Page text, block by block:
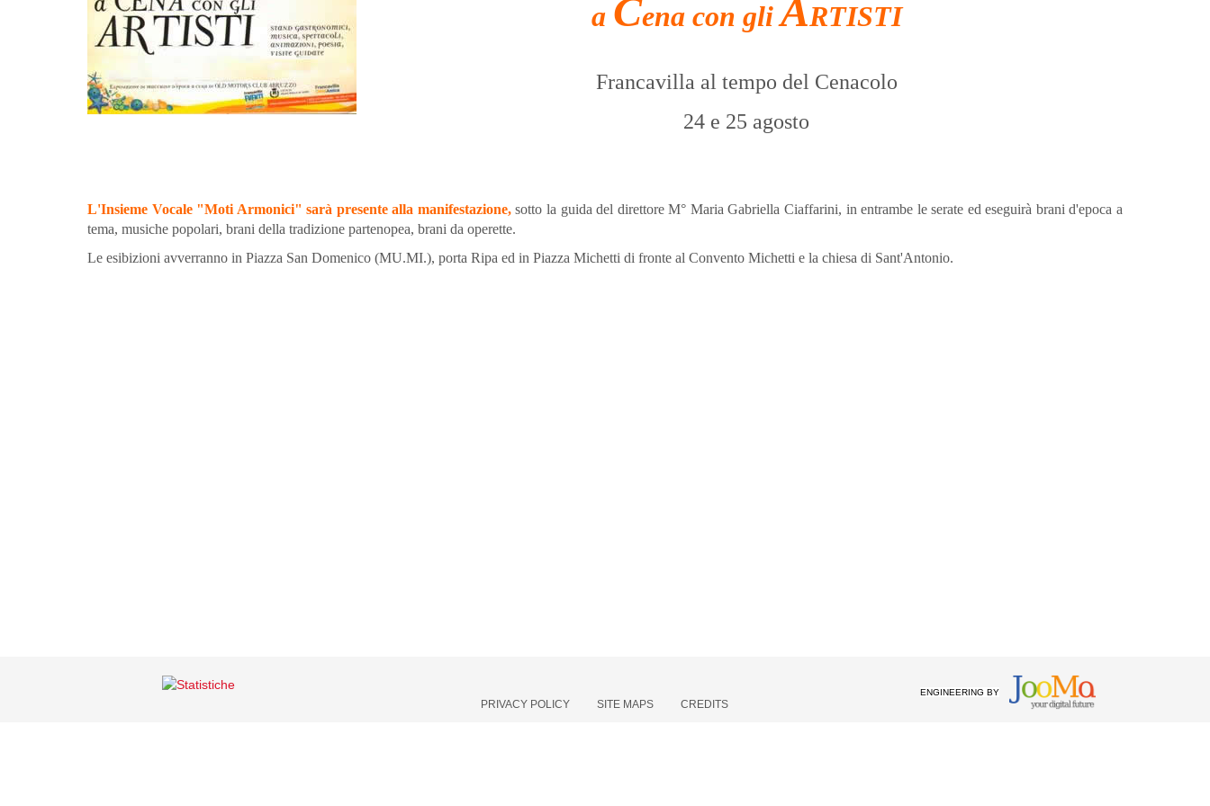
a Cena con gliARTISTI
Francavilla al tempo del Cenacolo
24 e 25 agosto
L'Insieme Vocale "Moti Armonici" sarà presente alla manifestazione,sotto la guida del direttore M° Maria Gabriella Ciaffarini, in entrambe le serate ed eseguirà brani d'epoca a
tema, musiche popolari, brani della tradizione partenopea, brani da operette.
Le esibizioni avverranno in Piazza San Domenico (MU.MI.), porta Ripa ed in Piazza Michetti di fronte al Convento Michetti e la chiesa di Sant'Antonio.
PRIVACY POLICY SITE MAPS CREDITS
ENGINEERING BY